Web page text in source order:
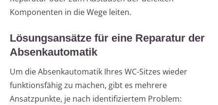
Komponenten in die Wege leiten.
Lösungsansätze für eine Reparatur der
Absenkautomatik
Um die Absenkautomatik Ihres WC-Sitzes wieder
funktionsfähig zu machen, gibt es mehrere
Ansatzpunkte, je nach identifiziertem Problem: